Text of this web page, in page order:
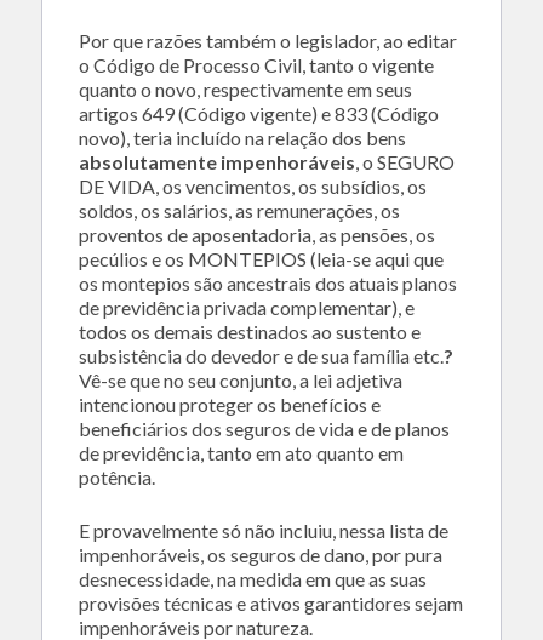
Por que razões também o legislador, ao editar
o Código de Processo Civil, tanto o vigente
quanto o novo, respectivamente em seus
artigos 649 (Código vigente) e 833 (Código
novo), teria incluído na relação dos bens
absolutamente impenhoráveis, o SEGURO
DE VIDA, os vencimentos, os subsídios, os
soldos, os salários, as remunerações, os
proventos de aposentadoria, as pensões, os
pecúlios e os MONTEPIOS (leia-se aqui que
os montepios são ancestrais dos atuais planos
de previdência privada complementar), e
todos os demais destinados ao sustento e
subsistência do devedor e de sua família etc.?
Vê-se que no seu conjunto, a lei adjetiva
intencionou proteger os benefícios e
beneficiários dos seguros de vida e de planos
de previdência, tanto em ato quanto em
potência.
E provavelmente só não incluiu, nessa lista de
impenhoráveis, os seguros de dano, por pura
desnecessidade, na medida em que as suas
provisões técnicas e ativos garantidores sejam
impenhoráveis por natureza.